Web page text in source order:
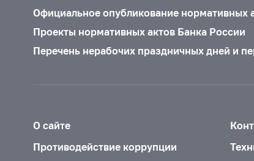
Официальное опубликование нормативных
Проекты нормативных актов Банка России
Перечень нерабочих праздничных дней и
О сайте
Противодействие коррупции